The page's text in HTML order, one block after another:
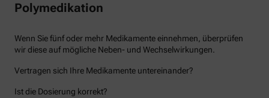
Polymedikation
Wenn Sie fünf oder mehr Medikamente einnehmen, überprüfen
wir diese auf mögliche Neben- und Wechselwirkungen.
Vertragen sich Ihre Medikamente untereinander?
Ist die Dosierung korrekt?